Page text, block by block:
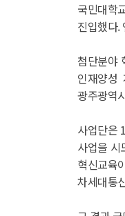
국민대학
진입했다.
첨단분야
인재양성
광주광역
사업단은
사업을 시
혁신교육
차세대통